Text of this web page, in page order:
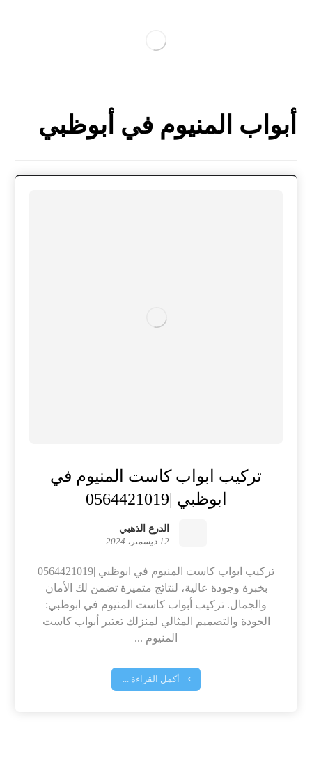
أبواب المنيوم في أبوظبي
تركيب ابواب كاست المنيوم في
ابوظبي |0564421019
الدرع الذهبي
12 ديسمبر، 2024
تركيب ابواب كاست المنيوم في ابوظبي |0564421019
بخبرة وجودة عالية، لنتائج متميزة تضمن لك الأمان
والجمال. تركيب أبواب كاست المنيوم في ابوظبي:
الجودة والتصميم المثالي لمنزلك تعتبر أبواب كاست
المنيوم ...
أكمل القراءة ...